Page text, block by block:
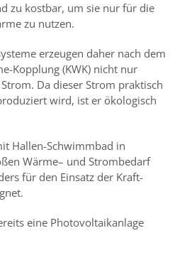
zu kostbar, um sie nur für die
zu nutzen.
erzeugen daher nach dem
Kopplung (KWK) nicht nur
Da dieser Strom praktisch
wird, ist er ökologisch
Hallen-Schwimmbad in
Wärme– und Strombedarf
für den Einsatz der Kraft-
eine Photovoltaikanlage